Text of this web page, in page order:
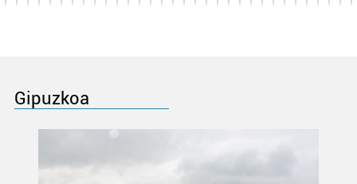
Gipuzkoa